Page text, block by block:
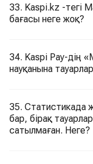
33. Kaspi.kz -тегі
бағасы неге жоқ?
34. Kaspi Pay-дің
науқанына
35. Статистикада
бар, бірақ
сатылмаған. Неге?